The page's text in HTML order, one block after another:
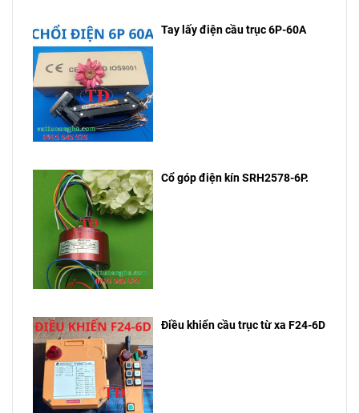
Tay lấy điện cầu trục 6P-60A
Cổ góp điện kín SRH2578-6P.
Điều khiển cầu trục từ xa F24-6D